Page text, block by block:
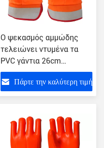
Ο ψεκασμός αμμώδης
τελειώνει ντυμένα τα
PVC γάντια 26cm
ταξινομεί τα πολυ
ελεύθερα δείγματα
λειτουργιών
Πάρτε την καλύτερη τιμή